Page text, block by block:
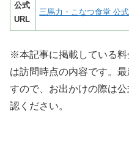
公式
URL
三馬力・こなつ食堂 公
※本記事に掲載している
は訪問時点の内容です。
すので、お出かけの際は
認ください。